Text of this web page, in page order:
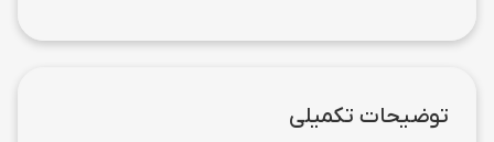
توضیحات تکمیلی